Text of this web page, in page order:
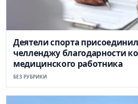
Деятели спорта
челленджу благодарности
медицинского работника
БЕЗ РУБРИКИ